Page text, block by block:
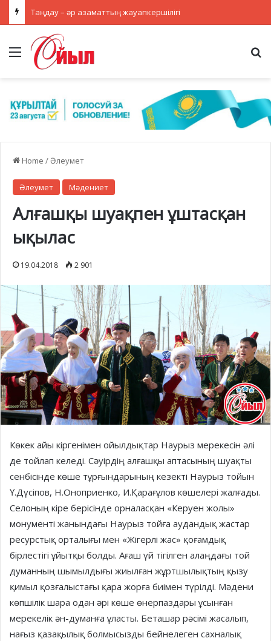
Таңдау – әр азаматтың жауапкершілігі
Menu
Home /Әлеумет
Әлеумет Мәдениет
Алғашқы шуақпен ұштасқан
ықылас
19.04.2018 2 901
Көкек айы кіргенімен ойылдықтар Наурыз мерекесін әлі
де тойлап келеді. Сәуірдің алғашқы аптасының шуақты
сенбісінде көше тұрғындарының кезекті Наурыз тойын
Ү.Дүсіпов, Н.Оноприенко, И.Қарағұлов көшелері жалғады.
Селоның кіре берісінде орналасқан «Керуен жолы»
монументі жанындағы Наурыз тойға аудандық жастар
ресурстық орталығы мен «Жігерлі жас» қоғамдық
бірлестігі ұйытқы болды. Ағаш үй тігілген алаңдағы той
думанның шымылдығы жиылған жұртшылықтың қызу
қимыл қозғалыстағы қара жорға биімен түрілді. Мәдени
көпшілік шара одан әрі көше өнерпаздары ұсынған
мерекелік ән-думанға ұласты. Беташар рәсімі жасалып,
нағыз қазақылық болмысызды бейнелеген сахналық